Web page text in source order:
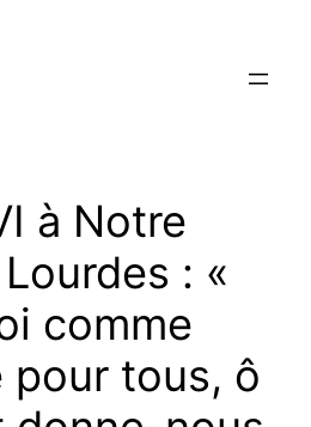
à Notre
: «
comme
pour tous, ô